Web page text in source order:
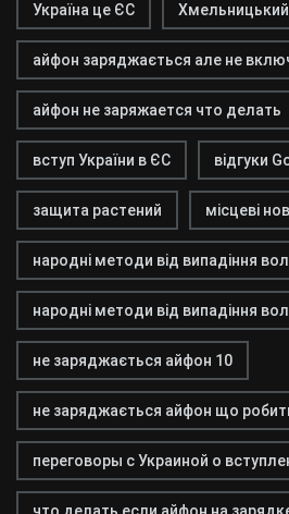
Україна це ЄС
айфон заряджається але не
айфон не заряжается что делать
вступ України в ЄС відгуки
защита растений місцеві
народні методи від випадіння
народні методи від випадіння
не заряджається айфон 10
не заряджається айфон що
переговоры с Украиной о